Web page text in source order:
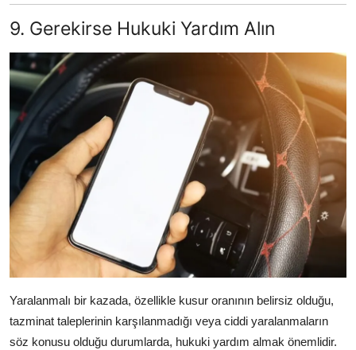
9. Gerekirse Hukuki Yardım Alın
Yaralanmalı bir kazada, özellikle kusur oranının belirsiz olduğu,
tazminat taleplerinin karşılanmadığı veya ciddi yaralanmaların
söz konusu olduğu durumlarda, hukuki yardım almak önemlidir.